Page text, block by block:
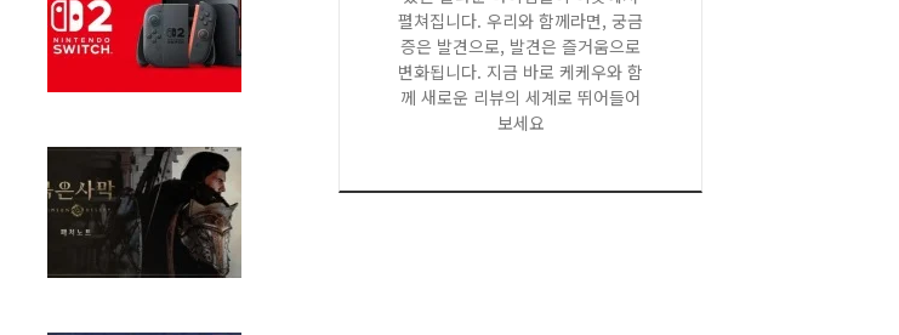
펼쳐집니다. 우리와 함께라면, 궁금
증은 발견으로, 발견은 즐거움으로
변화됩니다. 지금 바로 케케우와 함
께 새로운 리뷰의 세계로 뛰어들어
보세요